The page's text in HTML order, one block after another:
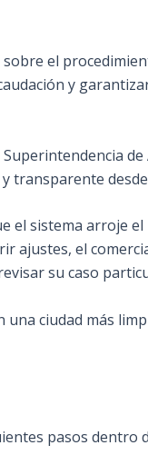
el
y
transparente
el sistema arroje
ajustes, el
su caso
ciudad más
pasos dentro